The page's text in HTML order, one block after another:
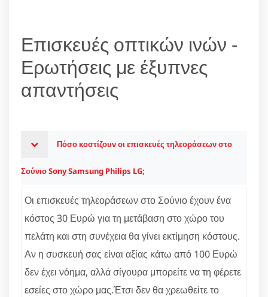
Επισκευές οπτικών ινών -
Ερωτήσεις με έξυπνες
απαντήσεις
Πόσο κοστίζουν οι επισκευές τηλεοράσεων στο
Σούνιο Sony Samsung Philips LG;
Οι επισκευές τηλεοράσεων στο Σούνιο έχουν ένα
κόστος 30 Ευρώ για τη μετάβαση στο χώρο του
πελάτη και στη συνέχεια θα γίνει εκτίμηση κόστους.
Αν η συσκευή σας είναι αξίας κάτω από 100 Ευρώ
δεν έχει νόημα, αλλά σίγουρα μπορείτε να τη φέρετε
εσείες στο χώρο μας.Έτσι δεν θα χρεωθείτε το